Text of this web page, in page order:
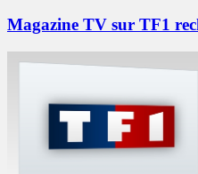
Magazine TV sur TF1